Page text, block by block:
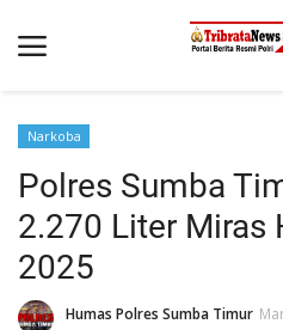
Beranda
Terms & Conditions
Reskrim
Binkam
Narkoba
Polres Sumba
2.270 Liter Miras
2025
Humas Polres Sumba Timur